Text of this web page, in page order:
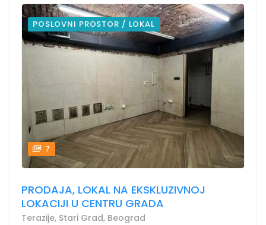
POSLOVNI PROSTOR / LOKAL
7
PRODAJA, LOKAL NA EKSKLUZIVNOJ
LOKACIJI U CENTRU GRADA
Terazije, Stari Grad, Beograd